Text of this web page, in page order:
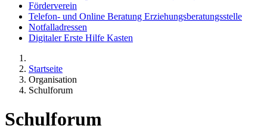
Förderverein
Telefon- und Online Beratung Erziehungsberatungsstelle
Notfalladressen
Digitaler Erste Hilfe Kasten
Startseite
Organisation
Schulforum
Schulforum